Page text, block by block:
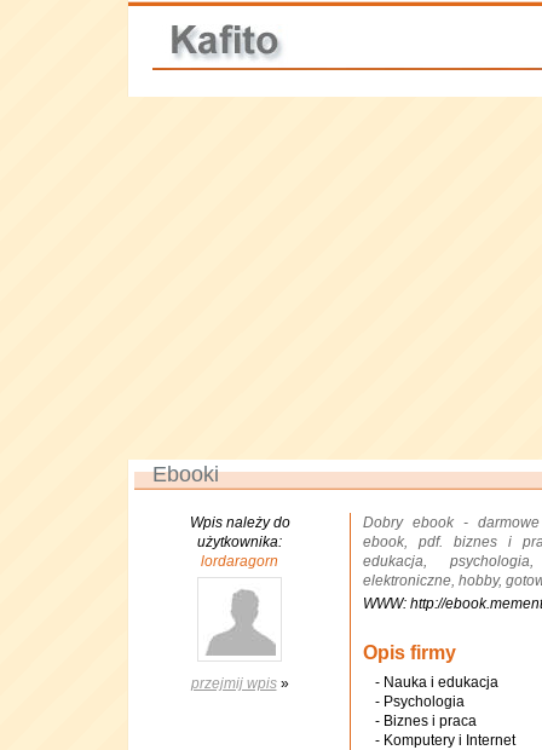
Ebooki
Wpis należy do
użytkownika:
lordaragorn
przejmij wpis»
Dobry ebook -
ebook, pdf. biznes i
edukacja,
elektroniczne, hobby,
WWW: http://
Opis firmy
- Nauka i edukacja
- Psychologia
- Biznes i praca
- Komputery i Internet